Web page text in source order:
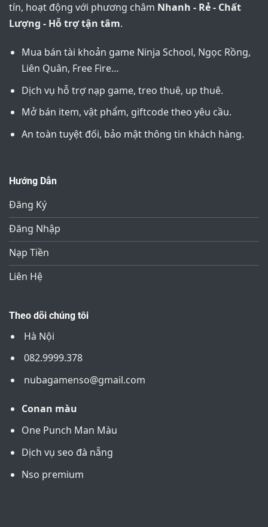
tín, hoạt động với phương châm Nhanh - Rẻ - Chất
Lượng - Hỗ trợ tận tâm.
Mua bán tài khoản game Ninja School, Ngọc Rồng,
Liên Quân, Free Fire…
Dịch vụ hỗ trợ nạp game, treo thuê, up thuê.
Mở bán item, vật phẩm, giftcode theo yêu cầu.
An toàn tuyệt đối, bảo mật thông tin khách hàng.
Hướng Dẫn
Đăng Ký
Đăng Nhập
Nạp Tiền
Liên Hệ
Theo dõi chúng tôi
Hà Nội
082.9999.378
nubagamenso@gmail.com
Conan màu
One Punch Man Màu
Dịch vụ seo đà nẵng
Nso premium